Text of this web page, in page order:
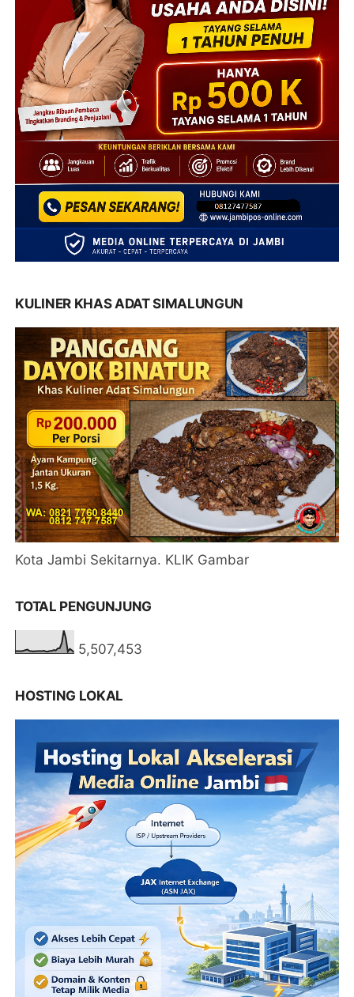
KULINER KHAS ADAT SIMALUNGUN
Kota Jambi Sekitarnya. KLIK Gambar
TOTAL PENGUNJUNG
5,507,453
HOSTING LOKAL